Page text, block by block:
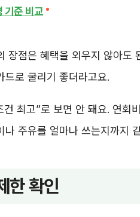
기준 비교
장점은 혜택을 외우지 않아도
드로 굴리기 좋더라고요.
최고”로 보면 안 돼요. 연회
주유를 얼마나 쓰는지까지
한 확인